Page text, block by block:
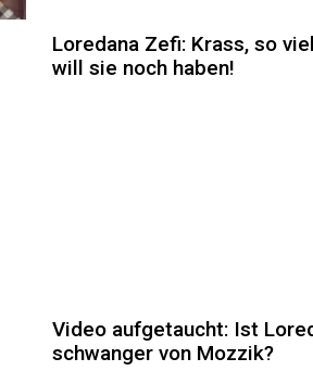
Loredana Zefi: Krass, so
will sie noch haben!
Video aufgetaucht: Ist
schwanger von Mozzik?